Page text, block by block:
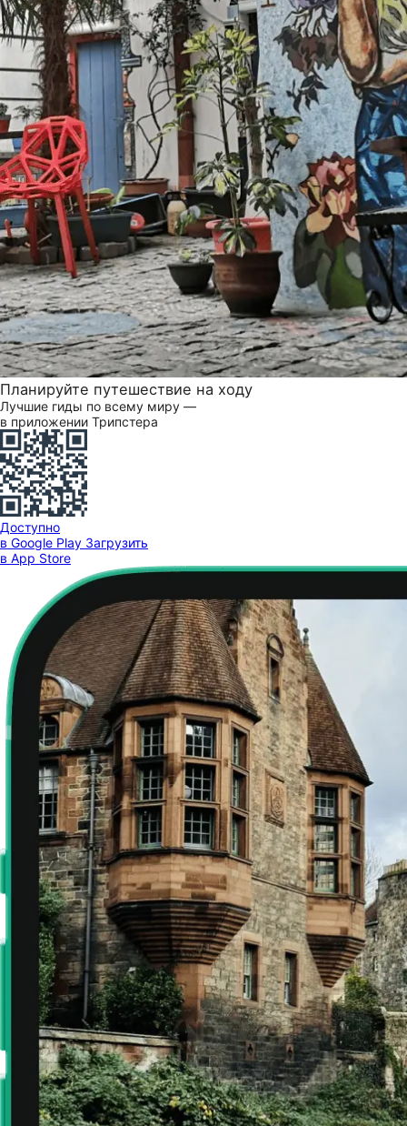
Планируйте путешествие на ходу
Лучшие гиды по всему миру —
в приложении Трипстера
Доступно
в Google Play Загрузить
в App Store